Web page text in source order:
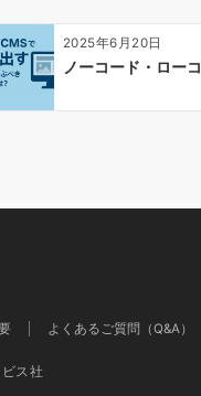
2025年6月20日
ノーコード・ロー
よくあるご質問（Q&A）
ス社